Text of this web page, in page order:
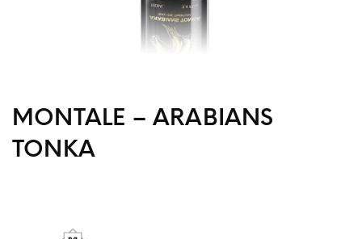
MONTALE – ARABIANS
TONKA